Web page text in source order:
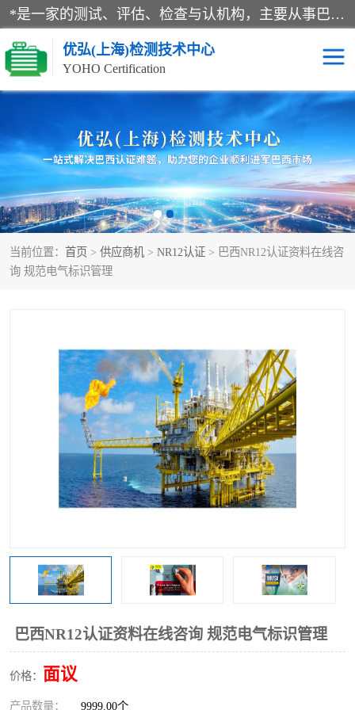
*是一家的测试、评估、检查与认机构，主要从事巴西NR10认证、NR12认证、NR13认证；ANATEL认证、INMTRO认证，欧盟CE认证：MD认证，PED认证，MID认证，ATEX认证，德国蓝色天使认证。
优弘(上海)检测技术中心
YOHO Certification
当前位置： 首页 > 供应商机 > NR12认证 > 巴西NR12认证资料在线咨
询 规范电气标识管理
巴西NR12认证资料在线咨询 规范电气标识管理
价格： 面议
产品数量： 9999.00个
RECYCLASS认证 NR10认证
NR12认证 NR13认证
ART认证 巴西NR认证
巴西认证 RETIE认证